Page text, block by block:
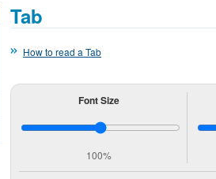
Tab
How to read a Tab
Font Size
100%